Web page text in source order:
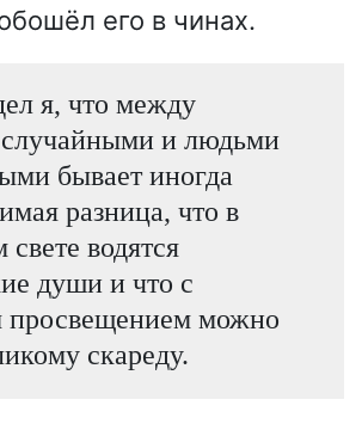
его в чинах.
я, что между
и людьми
бывает иногда
разница, что в
водятся
души и что с
просвещением можно
скареду.